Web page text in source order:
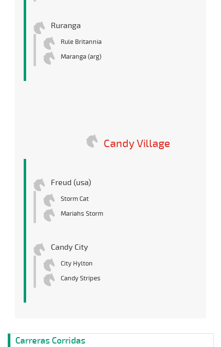
Ruranga
Rule Britannia
Maranga (arg)
Candy Village
Freud (usa)
Storm Cat
Mariahs Storm
Candy City
City Hylton
Candy Stripes
Carreras Corridas